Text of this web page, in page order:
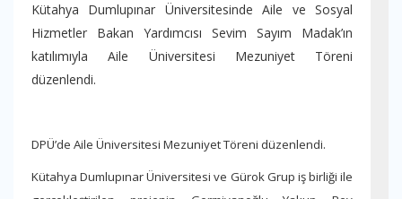
Kütahya Dumlupınar Üniversitesinde Aile ve Sosyal
Hizmetler Bakan Yardımcısı Sevim Sayım Madak’ın
katılımıyla Aile Üniversitesi Mezuniyet Töreni
düzenlendi.
DPÜ’de Aile Üniversitesi Mezuniyet Töreni düzenlendi.
Kütahya Dumlupınar Üniversitesi ve Gürok Grup iş birliği ile